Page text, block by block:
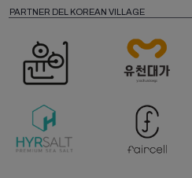
PARTNER DEL KOREAN VILLAGE